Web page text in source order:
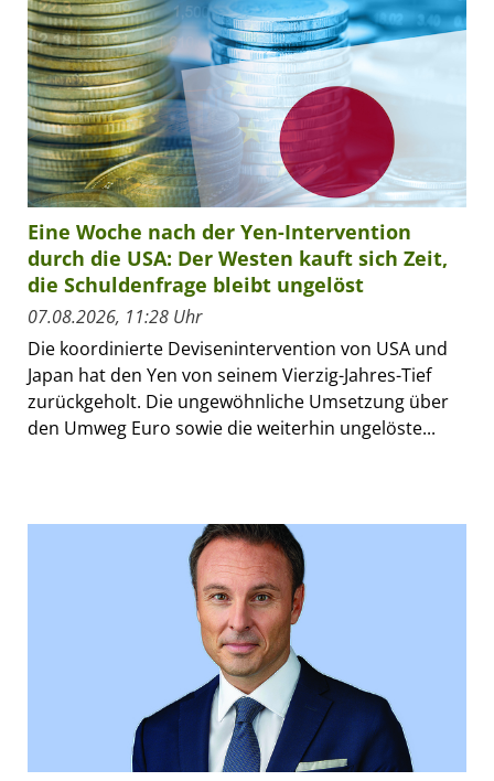
Eine Woche nach der Yen-Intervention
durch die USA: Der Westen kauft sich Zeit,
die Schuldenfrage bleibt ungelöst
07.08.2026, 11:28 Uhr
Die koordinierte Devisenintervention von USA und
Japan hat den Yen von seinem Vierzig-Jahres-Tief
zurückgeholt. Die ungewöhnliche Umsetzung über
den Umweg Euro sowie die weiterhin ungelöste...